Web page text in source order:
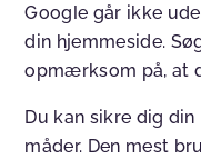
Google går ikke
din hjemmeside.
opmærksom på, at
Du kan sikre dig
måder. Den mest